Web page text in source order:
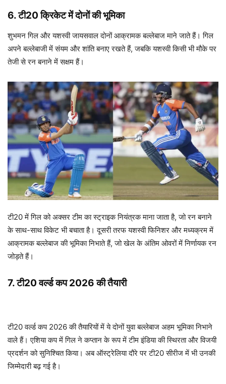
6.टी20 क्रिकेट में दोनों की भूमिका
शुभमन गिल और यशस्वी जायसवाल दोनों आक्रामक बल्लेबाज माने जाते हैं। गिल
अपने बल्लेबाजी में संयम और शांति बनाए रखते हैं, जबकि यशस्वी किसी भी मौके पर
तेजी से रन बनाने में सक्षम हैं।
टी20 में गिल को अक्सर टीम का स्ट्राइक नियंत्रक माना जाता है, जो रन बनाने
के साथ-साथ विकेट भी बचाता है। दूसरी तरफ यशस्वी फिनिशर और मध्यक्रम में
आक्रामक बल्लेबाज की भूमिका निभाते हैं, जो खेल के अंतिम ओवरों में निर्णायक रन
जोड़ते हैं।
7.टी20 वर्ल्ड कप 2026 की तैयारी
टी20 वर्ल्ड कप 2026 की तैयारियों में ये दोनों युवा बल्लेबाज अहम भूमिका निभाने
वाले हैं। एशिया कप में गिल ने कप्तान के रूप में टीम इंडिया की स्थिरता और विजयी
प्रदर्शन को सुनिश्चित किया। अब ऑस्ट्रेलिया दौरे पर टी20 सीरीज में भी उनकी
जिम्मेदारी बढ़ गई है।